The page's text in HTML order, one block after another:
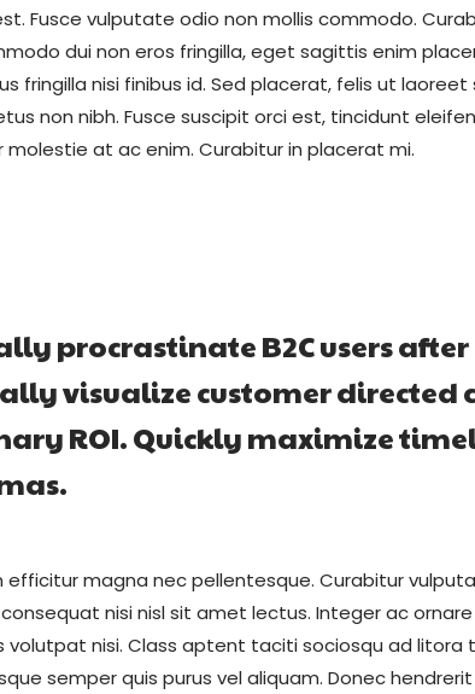
Fusce vulputate odio non mollis commodo.
dui non eros fringilla, eget sagittis enim
fringilla nisi finibus id. Sed placerat, felis ut
non nibh. Fusce suscipit orci est, tincidunt
molestie at ac enim. Curabitur in placerat mi.
procrastinate B2C users
visualize customer directed
ROI. Quickly maximize
efficitur magna nec pellentesque. Curabitur
nisi nisl sit amet lectus. Integer ac
volutpat nisi. Class aptent taciti sociosqu ad
semper quis purus vel aliquam. Donec